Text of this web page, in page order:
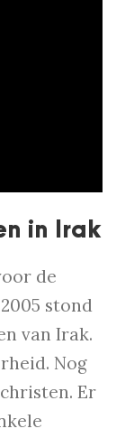
in Irak
de
stond
van Irak.
Nog
Er